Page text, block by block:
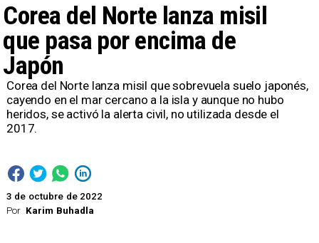
Por Karim Buhadla
Corea del Norte lanza misil
que pasa por encima de
Japón
3 de octubre de 2022
Corea del Norte lanza misil que sobrevuela suelo japonés,
cayendo en el mar cercano a la isla y aunque no hubo
heridos, se activó la alerta civil, no utilizada desde el
2017.